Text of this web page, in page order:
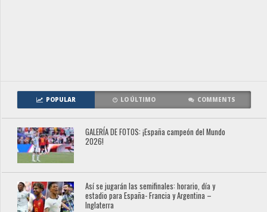
POPULAR LO ÚLTIMO COMMENTS
GALERÍA DE FOTOS: ¡España campeón del Mundo
2026!
Así se jugarán las semifinales: horario, día y
estadio para España- Francia y Argentina –
Inglaterra